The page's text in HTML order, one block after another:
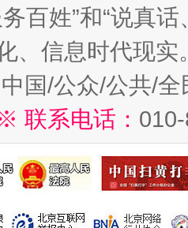
百姓”和“说真
、信息时代现实
中国/公众/公共/
联系电话：